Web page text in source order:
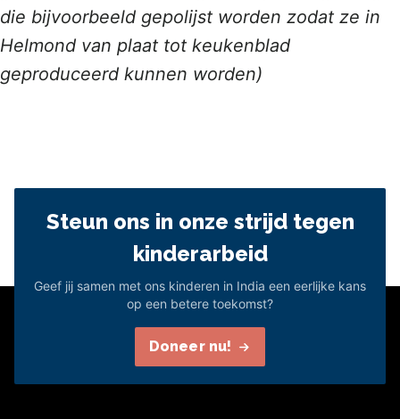
die bijvoorbeeld gepolijst worden zodat ze in
Helmond van plaat tot keukenblad
geproduceerd kunnen worden)
Steun ons in onze strijd tegen
kinderarbeid
Geef jij samen met ons kinderen in India een eerlijke kans
op een betere toekomst?
Doneer nu!